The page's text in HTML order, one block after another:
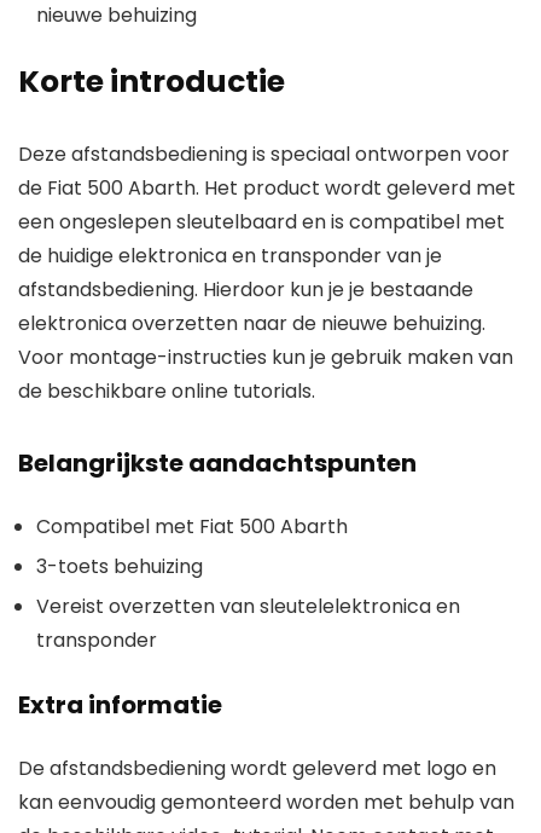
nieuwe behuizing
Korte introductie
Deze afstandsbediening is speciaal ontworpen voor
de Fiat 500 Abarth. Het product wordt geleverd met
een ongeslepen sleutelbaard en is compatibel met
de huidige elektronica en transponder van je
afstandsbediening. Hierdoor kun je je bestaande
elektronica overzetten naar de nieuwe behuizing.
Voor montage-instructies kun je gebruik maken van
de beschikbare online tutorials.
Belangrijkste aandachtspunten
Compatibel met Fiat 500 Abarth
3-toets behuizing
Vereist overzetten van sleutelelektronica en
transponder
Extra informatie
De afstandsbediening wordt geleverd met logo en
kan eenvoudig gemonteerd worden met behulp van